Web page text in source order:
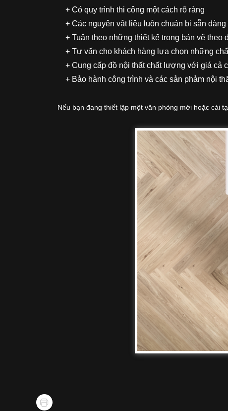
+ Có quy trình thi công một cách rõ ràng
+ Các nguyên vật liệu luôn chuản bị sẵn dàng
+ Tuân theo những thiết kế trong bản vẽ
+ Tư vấn cho khách hàng lựa chọn những
+ Cung cấp đồ nội thất chất lượng với giá cả
+ Bảo hành công trình và các sản phảm nội
Nếu bạn đang thiết lập một văn phòng mới hoặc cải